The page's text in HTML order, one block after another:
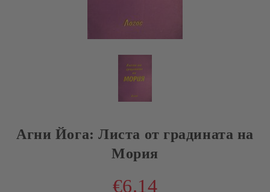
Агни Йога: Листа от градината на
Мория
€6.14